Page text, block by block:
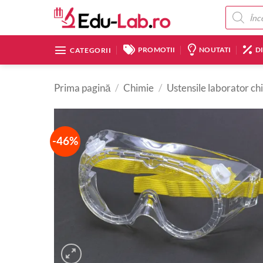
content
Products
search
CATEGORII PROMOTII NOUTATI
Prima pagină / Chimie / Ustensile laborator
-46%